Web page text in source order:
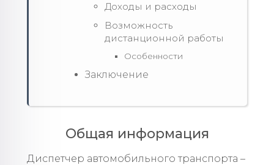
Доходы и расходы
Возможность
дистанционной работы
Особенности
Заключение
Общая информация
Диспетчер автомобильного транспорта –